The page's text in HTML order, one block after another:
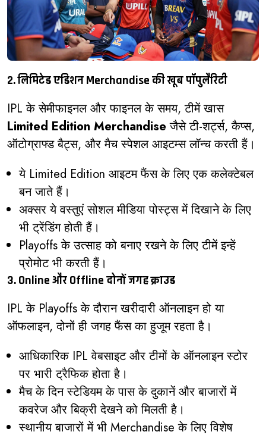
2. लिमिटेड एडिशन Merchandise की खूब पॉपुलैरिटी
IPL के सेमीफाइनल और फाइनल के समय, टीमें खास
Limited Edition Merchandise जैसे टी-शर्ट्स, कैप्स,
ऑटोग्राफ्ड बैट्स, और मैच स्पेशल आइटम्स लॉन्च करती हैं।
ये Limited Edition आइटम फैंस के लिए एक कलेक्टेबल
बन जाते हैं।
अक्सर ये वस्तुएं सोशल मीडिया पोस्ट्स में दिखाने के लिए
भी ट्रेंडिंग होती हैं।
Playoffs के उत्साह को बनाए रखने के लिए टीमें इन्हें
प्रोमोट भी करती हैं।
3. Online और Offline दोनों जगह क्राउड
IPL के Playoffs के दौरान खरीदारी ऑनलाइन हो या
ऑफलाइन, दोनों ही जगह फैंस का हुजूम रहता है।
आधिकारिक IPL वेबसाइट और टीमों के ऑनलाइन स्टोर
पर भारी ट्रैफिक होता है।
मैच के दिन स्टेडियम के पास के दुकानें और बाजारों में
कवरेज और बिक्री देखने को मिलती है।
स्थानीय बाजारों में भी Merchandise के लिए विशेष